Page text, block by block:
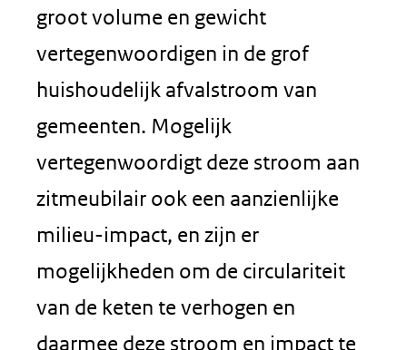
groot volume en gewicht
vertegenwoordigen in de grof
huishoudelijk afvalstroom van
gemeenten. Mogelijk
vertegenwoordigt deze stroom aan
zitmeubilair ook een aanzienlijke
milieu-impact, en zijn er
mogelijkheden om de circulariteit
van de keten te verhogen en
daarmee deze stroom en impact te